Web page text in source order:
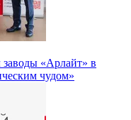
заводы «Арлайт» в
чудом»